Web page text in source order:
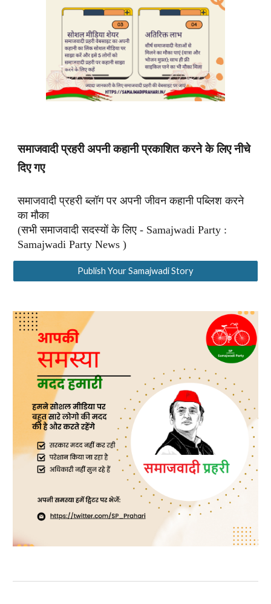
समाजवादी प्रहरी अपनी कहानी प्रकाशित करने के लिए नीचे
दिए गए
समाजवादी प्रहरी ब्लॉग पर अपनी जीवन कहानी पब्लिश करने
का मौका
(सभी समाजवादी सदस्यों के लिए - Samajwadi Party :
Samajwadi Party News )
Publish Your Samajwadi Story